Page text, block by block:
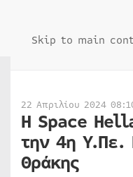
Skip to main
22 Απριλίου 2024
Η Space
την 4η Υ.Πε.
Θράκης